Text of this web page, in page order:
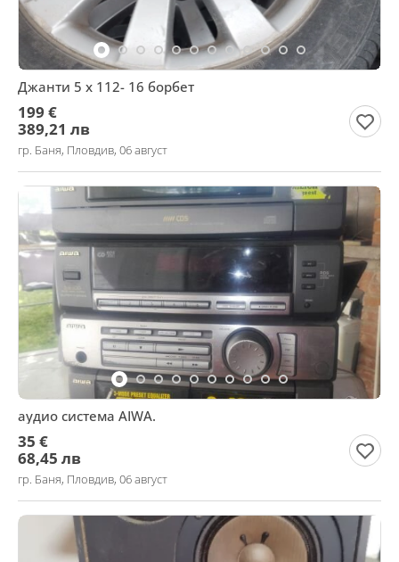
Джанти 5 х 112- 16 борбет
199 €
389,21 лв
гр. Баня, Пловдив, 06 август
аудио система AIWA.
35 €
68,45 лв
гр. Баня, Пловдив, 06 август